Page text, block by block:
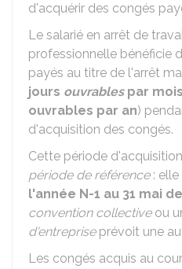
d'acquérir des congés
Le salarié en arrêt de
professionnelle bénéficie
payés au titre de l'arrêt
jours ouvrablespar mois
ouvrables par an)
d'acquisition des congés.
Cette période
période de référence: elle
l'année N-1 au 31 mai
convention collectiveou
d'entrepriseprévoit une
Les congés acquis au